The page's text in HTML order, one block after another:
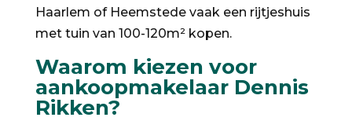
Haarlem of Heemstede vaak een rijtjeshuis
met tuin van 100-120m² kopen.
Waarom kiezen voor
aankoopmakelaar Dennis
Rikken?